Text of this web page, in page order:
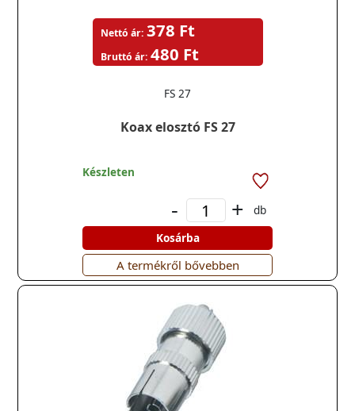
Koax elosztó FS 27
FS 27
Nettó ár: 378 Ft
Bruttó ár: 480 Ft
Készleten
- +
db
Kosárba
A termékről bővebben